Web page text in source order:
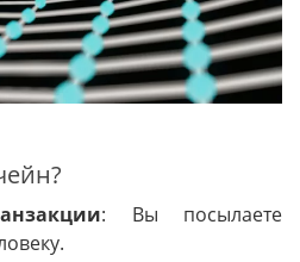
: Вы посылаете